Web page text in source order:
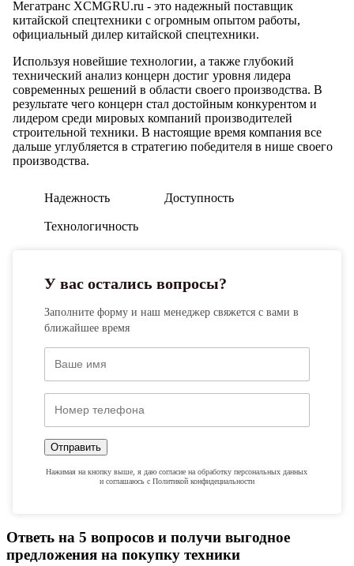
Мегатранс XCMGRU.ru - это надежный поставщик
китайской спецтехники с огромным опытом работы,
официальный дилер китайской спецтехники.
Используя новейшие технологии, а также глубокий
технический анализ концерн достиг уровня лидера
современных решений в области своего производства. В
результате чего концерн стал достойным конкурентом и
лидером среди мировых компаний производителей
строительной техники. В настоящие время компания все
дальше углубляется в стратегию победителя в нише своего
производства.
Надежность Доступность
Технологичность
У вас остались вопросы?
Заполните форму и наш менеджер свяжется с вами в
ближайшее время
Отправить
Нажимая на кнопку выше, я даю согласие на обработку персональных данных
и соглашаюсь с Политикой конфидециальности
Ответь на 5 вопросов и получи выгодное
предложения на покупку техники